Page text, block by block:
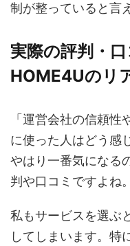
制が整っていると言
実際の評判・
HOME4Uのリ
「運営会社の信頼
に使った人はどう感
やはり一番気になる
判や口コミですよね。
私もサービスを選ぶ
してしまいます。特